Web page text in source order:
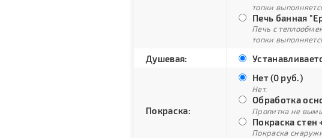
топки
Печь банная
Печь с
топки
Душевая:
Покраска:
Нет (0 руб.)
Нет.
Обработка
Пропитка не
Покраска стен
Покраска